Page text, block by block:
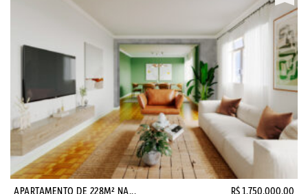
APARTAMENTO DE 228M² NA... R$ 1.750.000,00